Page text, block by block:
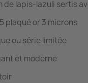
de lapis-lazuli sertis
plaqué or 3 microns
ou série limitée
et moderne